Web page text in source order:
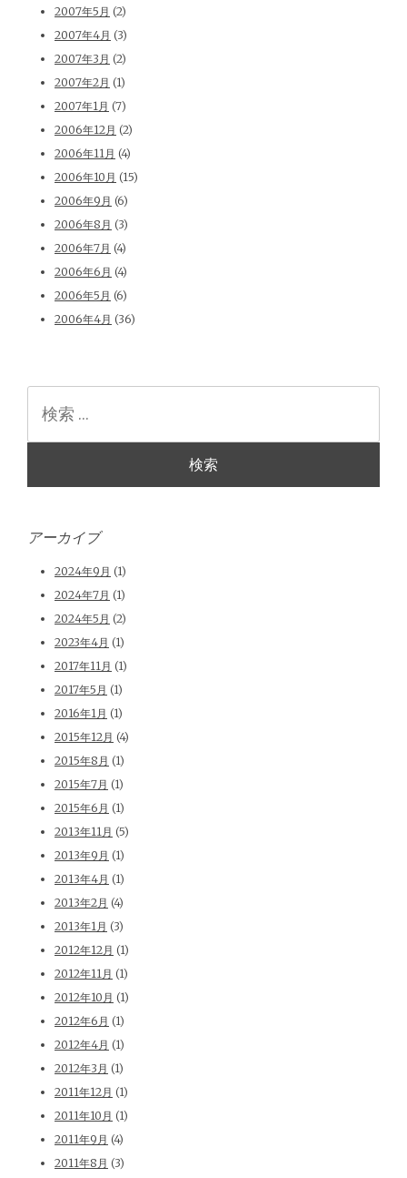
2007年5月 (2)
2007年4月 (3)
2007年3月 (2)
2007年2月 (1)
2007年1月 (7)
2006年12月 (2)
2006年11月 (4)
2006年10月 (15)
2006年9月 (6)
2006年8月 (3)
2006年7月 (4)
2006年6月 (4)
2006年5月 (6)
2006年4月 (36)
アーカイブ
2024年9月 (1)
2024年7月 (1)
2024年5月 (2)
2023年4月 (1)
2017年11月 (1)
2017年5月 (1)
2016年1月 (1)
2015年12月 (4)
2015年8月 (1)
2015年7月 (1)
2015年6月 (1)
2013年11月 (5)
2013年9月 (1)
2013年4月 (1)
2013年2月 (4)
2013年1月 (3)
2012年12月 (1)
2012年11月 (1)
2012年10月 (1)
2012年6月 (1)
2012年4月 (1)
2012年3月 (1)
2011年12月 (1)
2011年10月 (1)
2011年9月 (4)
2011年8月 (3)